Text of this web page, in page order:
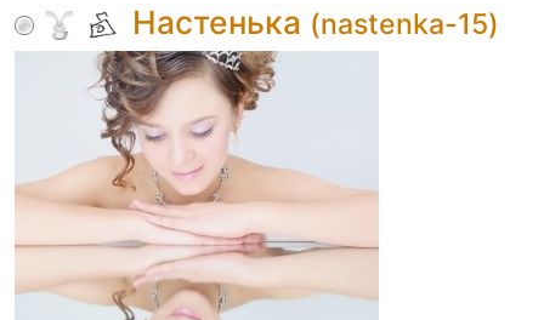
Настенька (nastenka-15)